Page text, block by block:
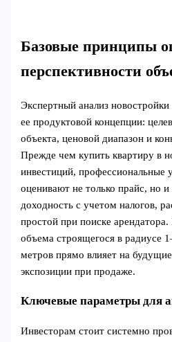
Базовые принципы
перспективности
Экспертный анализ
ее продуктовой концепции:
объекта, ценовой диапазон и
Прежде чем купить квартиру в
инвестиций, профессиональные
оценивают не только прайс, но
доходность с учетом налогов,
простой при поиске
объема строящегося в радиусе
метров прямо влияет на
экспозиции при продаже.
Ключевые параметры для
Инвесторам стоит системно